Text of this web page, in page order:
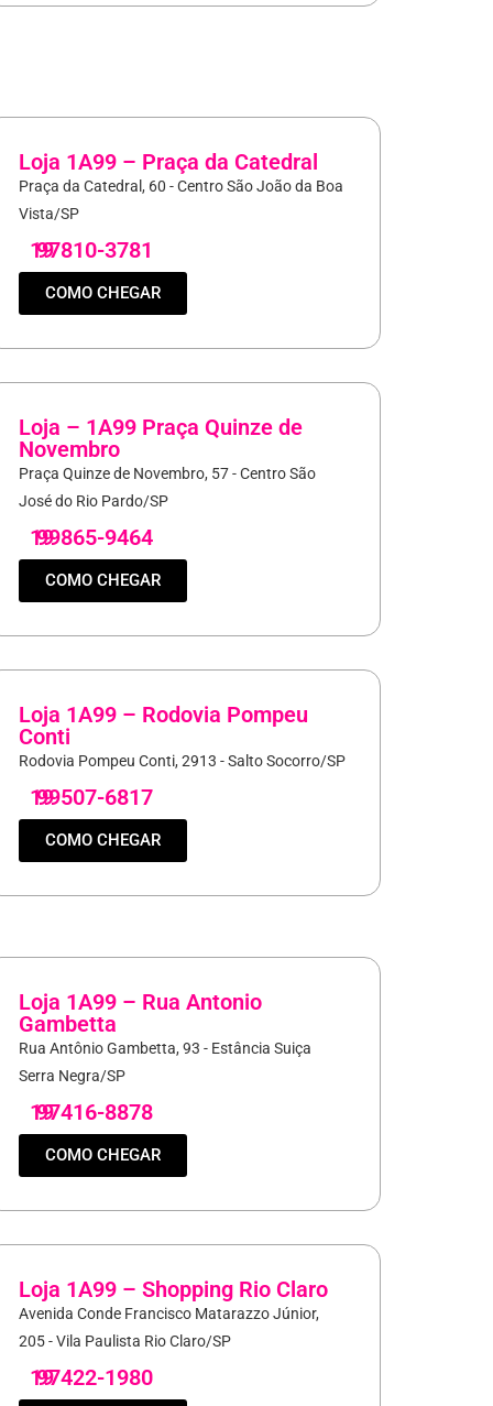
Loja 1A99 – Praça da Catedral
Praça da Catedral, 60 - Centro São João da Boa
Vista/SP
19
97810-3781
COMO CHEGAR
Loja – 1A99 Praça Quinze de
Novembro
Praça Quinze de Novembro, 57 - Centro São
José do Rio Pardo/SP
19
99865-9464
COMO CHEGAR
Loja 1A99 – Rodovia Pompeu
Conti
Rodovia Pompeu Conti, 2913 - Salto Socorro/SP
19
99507-6817
COMO CHEGAR
Loja 1A99 – Rua Antonio
Gambetta
Rua Antônio Gambetta, 93 - Estância Suiça
Serra Negra/SP
19
97416-8878
COMO CHEGAR
Loja 1A99 – Shopping Rio Claro
Avenida Conde Francisco Matarazzo Júnior,
205 - Vila Paulista Rio Claro/SP
19
97422-1980